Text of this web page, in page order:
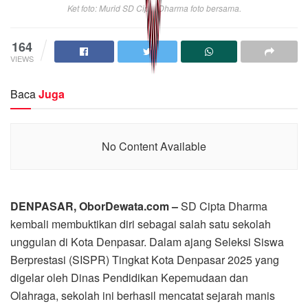
Ket foto: Murid SD Cipta Dharma foto bersama.
164
VIEWS
BacaJuga
No Content Available
DENPASAR, OborDewata.com –SD Cipta Dharma
kembali membuktikan diri sebagai salah satu sekolah
unggulan di Kota Denpasar. Dalam ajang Seleksi Siswa
Berprestasi (SISPR) Tingkat Kota Denpasar 2025 yang
digelar oleh Dinas Pendidikan Kepemudaan dan
Olahraga, sekolah ini berhasil mencatat sejarah manis